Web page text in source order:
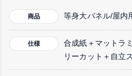
商品 等身大パネル/屋内
仕様
合成紙＋マットラ
リーカット＋自立